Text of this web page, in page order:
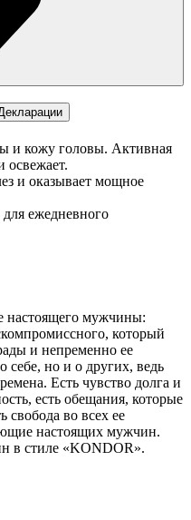
и кожу головы. Активная
освежает.
и оказывает мощное
ежедневного
настоящего мужчины:
который
и непременно ее
себе, но и о других, ведь
Есть чувство долга и
есть обещания, которые
свобода во всех ее
настоящих мужчин.
в стиле «KONDOR».